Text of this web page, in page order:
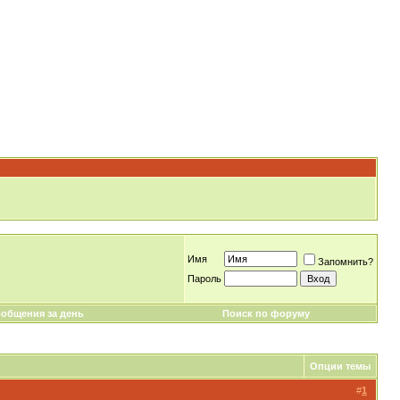
Имя
Запомнить?
Пароль
за день Поиск по форуму
Опции темы
#1